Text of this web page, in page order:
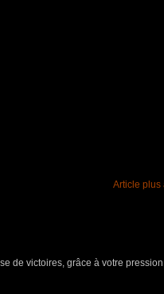
Article plus
de victoires, grâce à votre pression